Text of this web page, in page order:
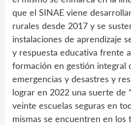
que el SINAE viene
rurales desde 2017 y se
instalaciones de aprendizaje
y respuesta educativa frente
formación en gestión integral
emergencias y desastres y
lograr en 2022 una suerte de
veinte escuelas seguras en
mismas se encuentren en los